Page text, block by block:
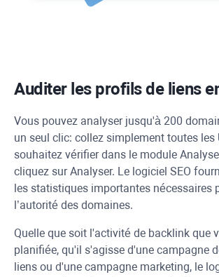
Auditer les profils de liens
Vous pouvez analyser jusqu'à 200
un seul clic: collez simplement toutes les
souhaitez vérifier dans le module
cliquez sur Analyser. Le logiciel SEO
les statistiques importantes nécessaires
l’autorité des domaines.
Quelle que soit l'activité de backlink que
planifiée, qu'il s'agisse d'une campagne
liens ou d'une campagne marketing, le